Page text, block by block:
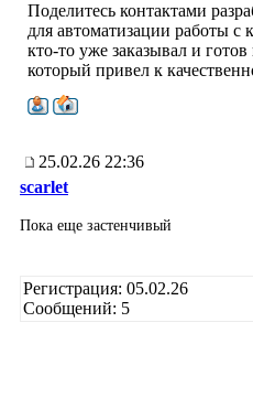
Поделитесь контактами
для автоматизации работы
кто-то уже заказывал и
который привел к
25.02.26 22:36
scarlet
Пока еще застенчивый
Регистрация: 05.02.26
Сообщений: 5